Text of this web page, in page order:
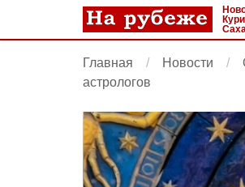
Главная Новости
астрологов